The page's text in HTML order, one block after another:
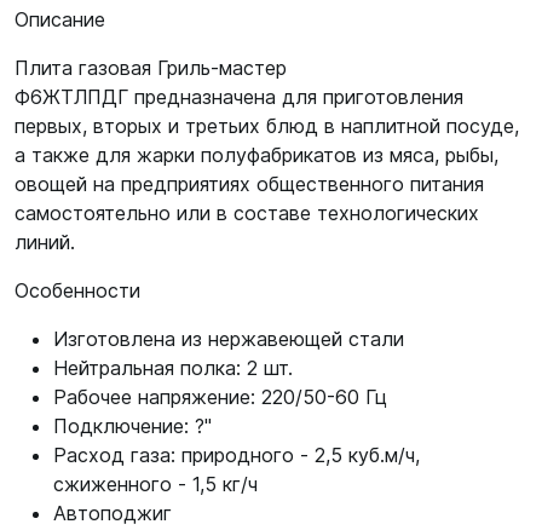
Описание
Плита газовая Гриль-мастер
Ф6ЖТЛПДГ предназначена для приготовления
первых, вторых и третьих блюд в наплитной посуде,
а также для жарки полуфабрикатов из мяса, рыбы,
овощей на предприятиях общественного питания
самостоятельно или в составе технологических
линий.
Особенности
Изготовлена из нержавеющей стали
Нейтральная полка: 2 шт.
Рабочее напряжение: 220/50-60 Гц
Подключение: ?"
Расход газа: природного - 2,5 куб.м/ч,
сжиженного - 1,5 кг/ч
Автоподжиг